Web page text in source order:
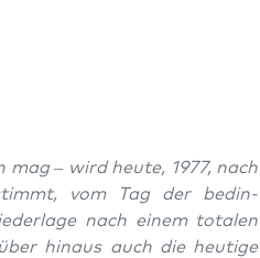
– wird heute, 1977, nach
vom Tag der bedin­
nach einem total­en
hin­aus auch die heutige